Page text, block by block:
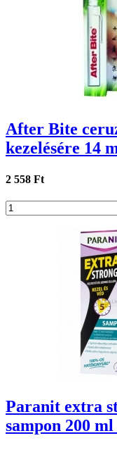
After Bite
kezelésére 14
2 558 Ft
Paranit extra
sampon 200 ml